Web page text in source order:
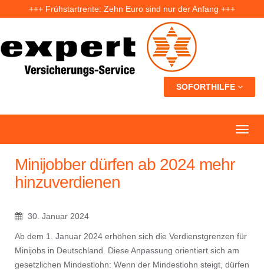
+++ Frühstartrente: Zehn Euro sind nur der Anfang +++
SOFORTHILFE
Minijobber dürfen ab 2024 mehr
hinzuverdienen
30. Januar 2024
Ab dem 1. Januar 2024 erhöhen sich die Verdienstgrenzen für
Minijobs in Deutschland. Diese Anpassung orientiert sich am
gesetzlichen Mindestlohn: Wenn der Mindestlohn steigt, dürfen